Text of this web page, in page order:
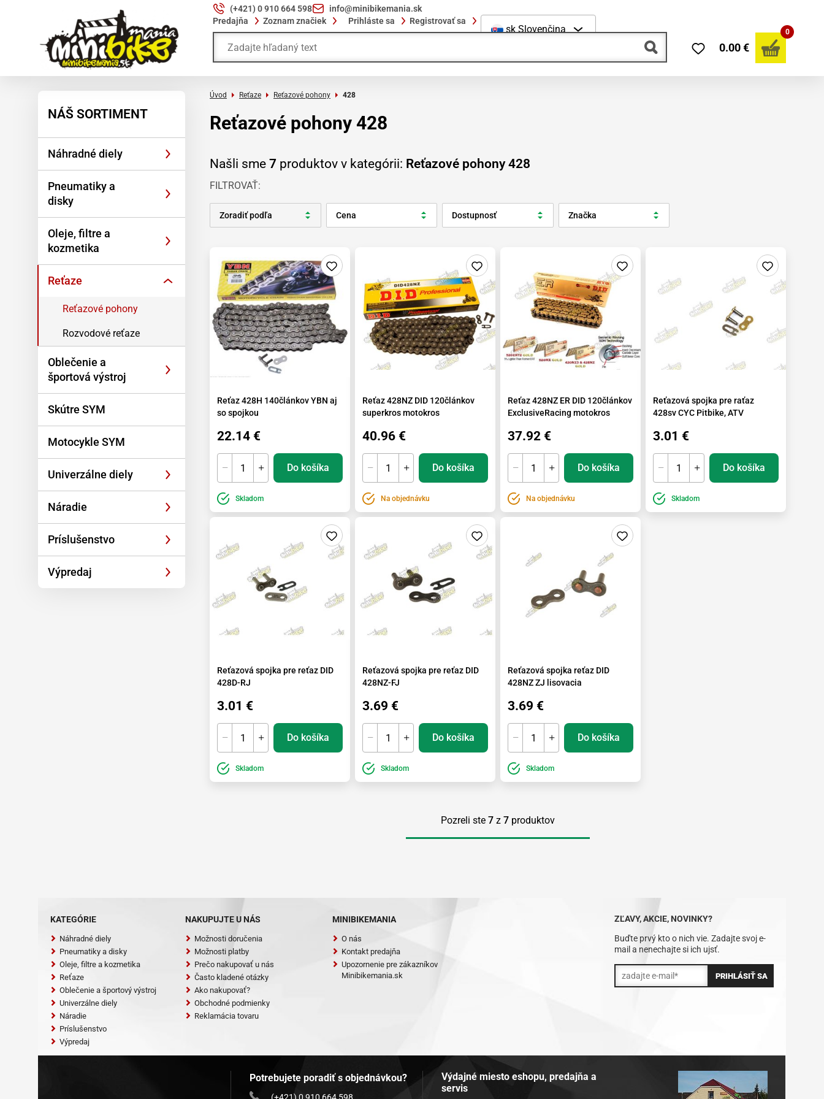
(+421) 0 910 664 598
info@minibikemania.sk
Predajňa
Zoznam značiek Prihláste sa Registrovať sa
sk Slovenčina
0.00 €
0
NÁŠ SORTIMENT
Náhradné diely
Pneumatiky a
disky
Oleje, filtre a
kozmetika
Reťaze
Reťazové pohony
Rozvodové reťaze
Oblečenie a
športová výstroj
Skútre SYM
Motocykle SYM
Univerzálne diely
Náradie
Príslušenstvo
Výpredaj
Úvod Reťaze Reťazové pohony 428
Reťazové pohony 428
Našli sme 7 produktov v kategórii: Reťazové pohony 428
FILTROVAŤ
Zoradiť podľa Cena Dostupnosť Značka
Reťaz 428H 140článkov YBN aj
so spojkou
22.14 €
Do košíka
Skladom
Reťaz 428NZ DID 120článkov
superkros motokros
40.96 €
Do košíka
Na objednávku
Reťaz 428NZ ER DID 120článkov
ExclusiveRacing motokros
37.92 €
Do košíka
Na objednávku
Reťazová spojka pre raťaz
428sv CYC Pitbike, ATV
3.01 €
Do košíka
Skladom
Reťazová spojka pre reťaz DID
428D-RJ
3.01 €
Do košíka
Skladom
Reťazová spojka pre reťaz DID
428NZ-FJ
3.69 €
Do košíka
Skladom
Reťazová spojka reťaz DID
428NZ ZJ lisovacia
3.69 €
Do košíka
Skladom
Pozreli ste 7 z 7 produktov
ZĽAVY, AKCIE, NOVINKY?
Buďte prvý kto o nich vie. Zadajte svoj e-
mail a nenechajte si ich ujsť.
KATEGÓRIE
Náhradné diely
Pneumatiky a disky
Oleje, filtre a kozmetika
Reťaze
Oblečenie a športový výstroj
Univerzálne diely
Náradie
Príslušenstvo
Výpredaj
NAKUPUJTE U NÁS
Možnosti doručenia
Možnosti platby
Prečo nakupovať u nás
Často kladené otázky
Ako nakupovať?
Obchodné podmienky
Reklamácia tovaru
MINIBIKEMANIA
O nás
Kontakt predajňa
Upozornenie pre zákazníkov
Minibikemania.sk
Potrebujete poradiť s objednávkou?
Výdajné miesto eshopu, predajňa a
servis